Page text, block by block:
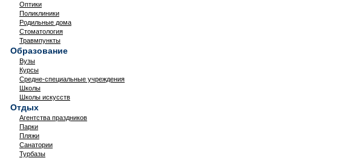
Оптики
Поликлиники
Родильные дома
Стоматология
Травмпункты
Образование
Вузы
Курсы
Средне-специальные учреждения
Школы
Школы искусств
Отдых
Агентства праздников
Парки
Пляжи
Санатории
Турбазы